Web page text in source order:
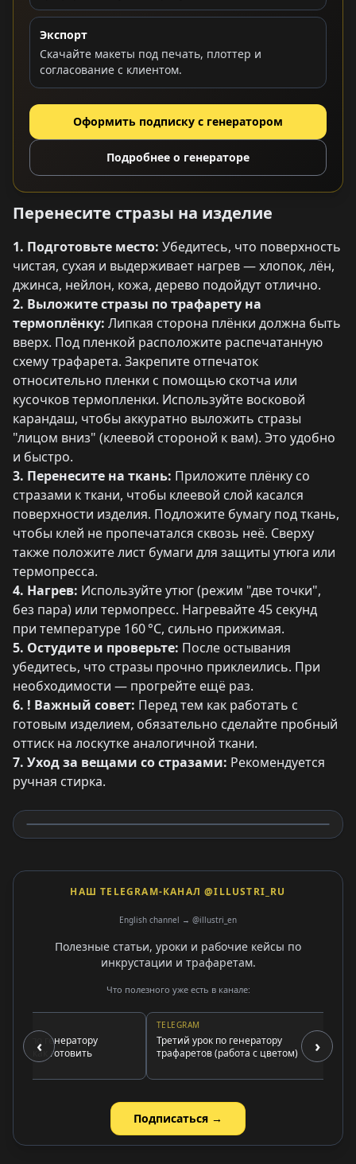
Экспорт
Скачайте макеты под печать, плоттер и
согласование с клиентом.
Оформить подписку с генератором
Подробнее о генераторе
Перенесите стразы на изделие
1. Подготовьте место: Убедитесь, что поверхность
чистая, сухая и выдерживает нагрев — хлопок, лён,
джинса, нейлон, кожа, дерево подойдут отлично.
2. Выложите стразы по трафарету на
термоплёнку: Липкая сторона плёнки должна быть
вверх. Под пленкой расположите распечатанную
схему трафарета. Закрепите отпечаток
относительно пленки с помощью скотча или
кусочков термопленки. Используйте восковой
карандаш, чтобы аккуратно выложить стразы
"лицом вниз" (клеевой стороной к вам). Это удобно
и быстро.
3. Перенесите на ткань: Приложите плёнку со
стразами к ткани, чтобы клеевой слой касался
поверхности изделия. Подложите бумагу под ткань,
чтобы клей не пропечатался сквозь неё. Сверху
также положите лист бумаги для защиты утюга или
термопресса.
4. Нагрев: Используйте утюг (режим "две точки",
без пара) или термопресс. Нагревайте 45 секунд
при температуре 160 °C, сильно прижимая.
5. Остудите и проверьте: После остывания
убедитесь, что стразы прочно приклеились. При
необходимости — прогрейте ещё раз.
6. ! Важный совет: Перед тем как работать с
готовым изделием, обязательно сделайте пробный
оттиск на лоскутке аналогичной ткани.
7. Уход за вещами со стразами: Рекомендуется
ручная стирка.
НАШ TELEGRAM-КАНАЛ @ILLUSTRI_RU
English channel → @illustri_en
Полезные статьи, уроки и рабочие кейсы по
инкрустации и трафаретам.
Что полезного уже есть в канале:
‹
по генератору
(как готовить
TELEGRAM
Третий урок по генератору
трафаретов (работа с цветом)
для
›
Подписаться →